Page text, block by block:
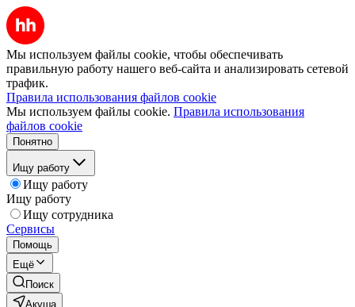
Мы используем файлы cookie, чтобы обеспечивать
правильную работу нашего веб-сайта и анализировать сетевой
трафик.
Правила использования файлов cookie
Мы используем файлы cookie. Правила использования
файлов cookie
Понятно
Ищу работу
Ищу работу
Ищу работу
Ищу сотрудника
Сервисы
Помощь
Ещё
Поиск
Акуша